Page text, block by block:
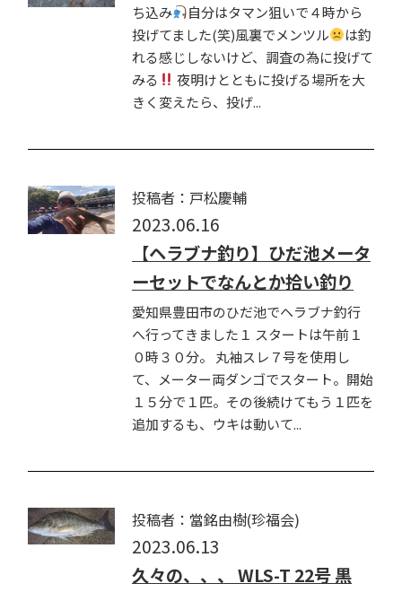
ち込み
自分はタマン狙いで４時から
投げてました(笑)風裏でメンツル
は釣
れる感じしないけど、調査の為に投げて
みる
夜明けとともに投げる場所を大
きく変えたら、投げ...
投稿者：戸松慶輔
2023.06.16
【ヘラブナ釣り】ひだ池メータ
ーセットでなんとか拾い釣り
愛知県豊田市のひだ池でヘラブナ釣行
へ行ってきました１ スタートは午前１
０時３０分。 丸袖スレ７号を使用し
て、メーター両ダンゴでスタート。開始
１５分で１匹。その後続けてもう１匹を
追加するも、ウキは動いて...
投稿者：當銘由樹(珍福会)
2023.06.13
久々の、、、 WLS-T 22号 黒